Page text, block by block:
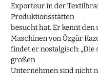
Exporteur in der
Produktionsstätten
besucht hat. Er kennt
Maschinen von Özgür
findet er nostalgisch: „Die
großen
Unternehmen sind nicht